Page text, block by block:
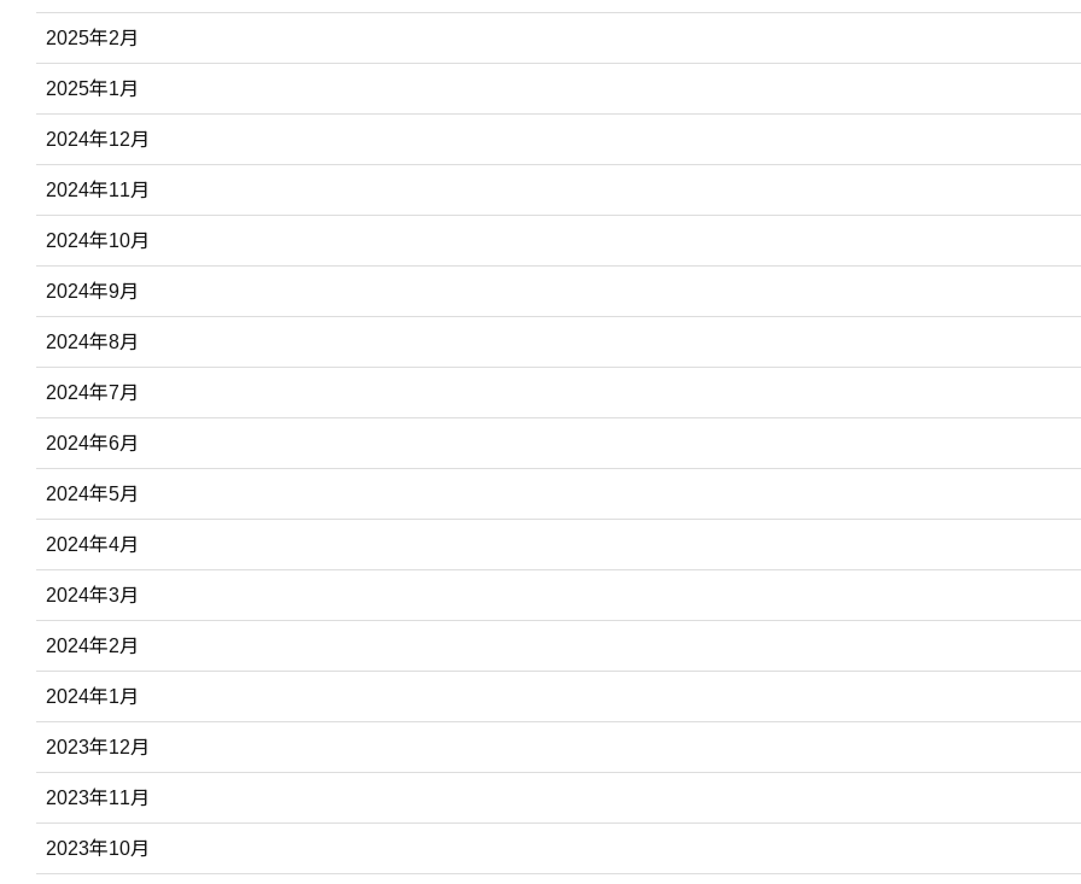
2025年2月
2025年1月
2024年12月
2024年11月
2024年10月
2024年9月
2024年8月
2024年7月
2024年6月
2024年5月
2024年4月
2024年3月
2024年2月
2024年1月
2023年12月
2023年11月
2023年10月